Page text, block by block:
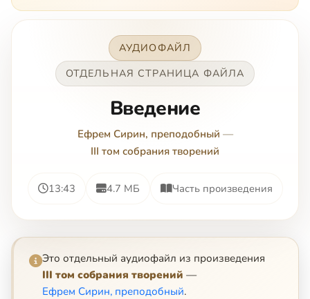
АУДИОФАЙЛ
ОТДЕЛЬНАЯ СТРАНИЦА ФАЙЛА
Введение
Ефрем Сирин, преподобный —
III том собрания творений
13:43 4.7 МБ Часть произведения
Это отдельный аудиофайл из произведения
III том собрания творений —
Ефрем Сирин, преподобный.